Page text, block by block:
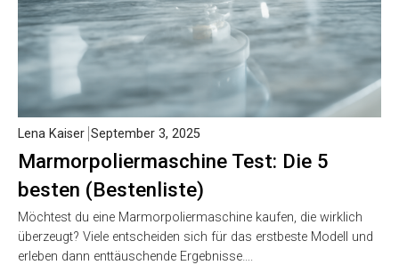
Marmorpoliermaschine Test: Die 5
besten (Bestenliste)
Lena Kaiser September 3, 2025
Möchtest du eine Marmorpoliermaschine kaufen, die wirklich
überzeugt? Viele entscheiden sich für das erstbeste Modell und
erleben dann enttäuschende Ergebnisse….